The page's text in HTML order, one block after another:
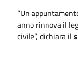
“Un
anno rinnova il
civile”, dichiara il